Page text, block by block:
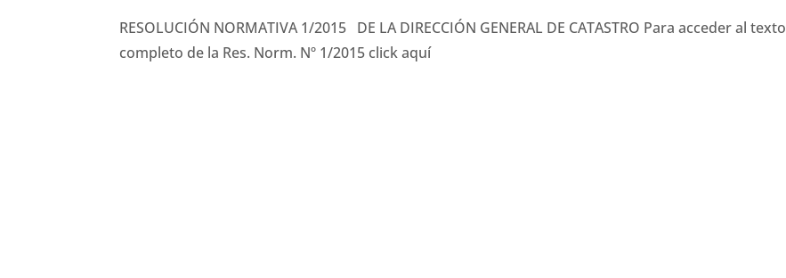
RESOLUCIÓN NORMATIVA 1/2015 DE LA DIRECCIÓN GENERAL DE CATASTRO Para acceder al texto
completo de la Res. Norm. Nº 1/2015 click aquí